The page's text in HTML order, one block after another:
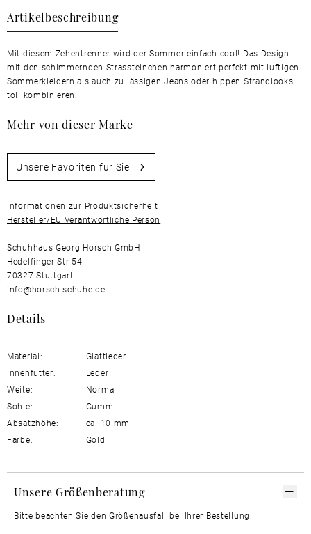
Artikelbeschreibung
Mit diesem Zehentrenner wird der Sommer einfach cool! Das Design
mit den schimmernden Strassteinchen harmoniert perfekt mit luftigen
Sommerkleidern als auch zu lässigen Jeans oder hippen Strandlooks
toll kombinieren.
Mehr von dieser Marke
Unsere Favoriten für Sie
Informationen zur Produktsicherheit
Hersteller/EU Verantwortliche Person
Schuhhaus Georg Horsch GmbH
Hedelfinger Str 54
70327 Stuttgart
info@horsch-schuhe.de
Details
Material:
Glattleder
Innenfutter:
Leder
Weite:
Normal
Sohle:
Gummi
Absatzhöhe:
ca. 10 mm
Farbe:
Gold
Unsere Größenberatung
Bitte beachten Sie den Größenausfall bei Ihrer Bestellung.